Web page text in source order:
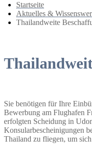
Startseite
Aktuelles &
Thailandweite
Sie benötigen für Ihre
Bewerbung am Flughafen
erfolgten Scheidung in
Konsularbescheinigungen
Thailand zu fliegen, um